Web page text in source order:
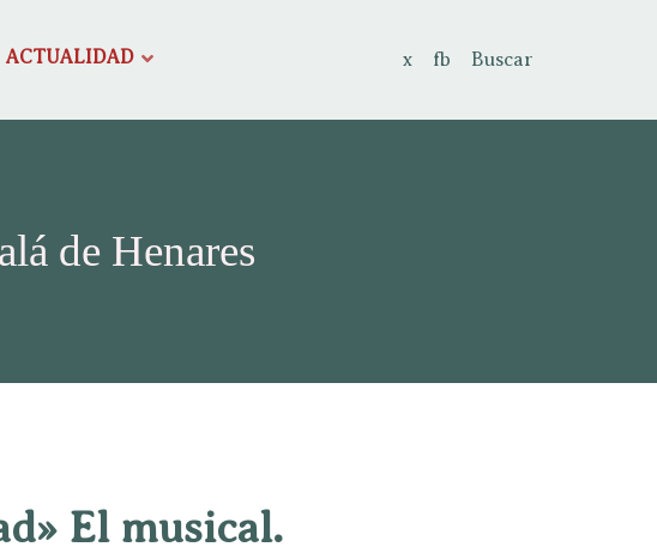
ACTUALIDAD x fb Buscar
de Henares
El musical.